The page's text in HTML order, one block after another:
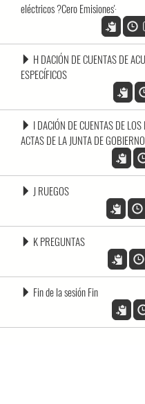
eléctricos ?Cero Emisiones'·
H DACIÓN DE CUENTAS DE
ESPECÍFICOS
I DACIÓN DE CUENTAS DE
ACTAS DE LA JUNTA DE
J RUEGOS
K PREGUNTAS
Fin de la sesión Fin